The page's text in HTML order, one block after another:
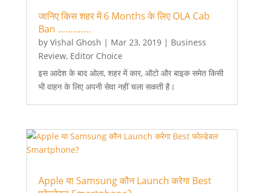
जानिए किस शहर में 6 Months के लिए OLA Cab
Ban ………….
by Vishal Ghosh | Mar 23, 2019| Business
Review, Editor Choice
इस आदेश के बाद ओला, शहर में कार, ऑटो और बाइक समेत किसी
भी वाहन के लिए अपनी सेवा नहीं चला सकती है।
Apple या Samsung कौन Launch करेगा Best